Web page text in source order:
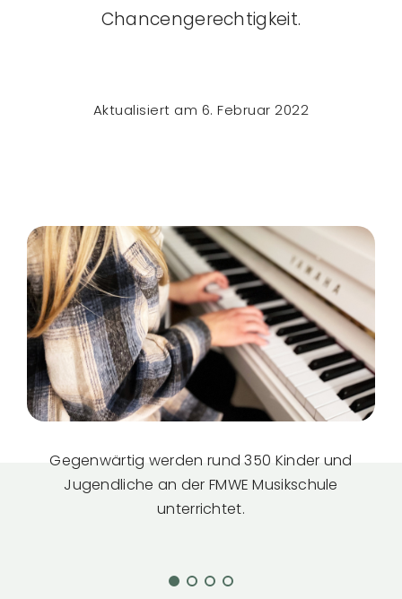
Chancengerechtigkeit.
Aktualisiert am 6. Februar 2022
Gegenwärtig werden rund 350 Kinder und
Jugendliche an der FMWE Musikschule
unterrichtet.